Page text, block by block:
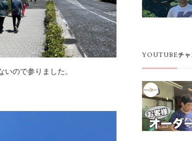
ので参りました。
YOUTUBEチャ